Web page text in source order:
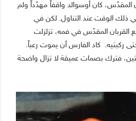
المقدّس، كان أوسوالد واقفاً مهدّداً ولم
ذلك الوقت عند التناول. لكن في
القربان المقدّس في فمه، تزلزلت
كاد الفارس أن يموت رعباً.
فترك بصمات عميقة لا تزال واضحة